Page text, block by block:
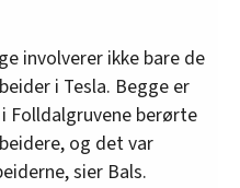
involverer ikke bare de
i Tesla. Begge er
Folldalgruvene berørte
og det var
sier Bals.